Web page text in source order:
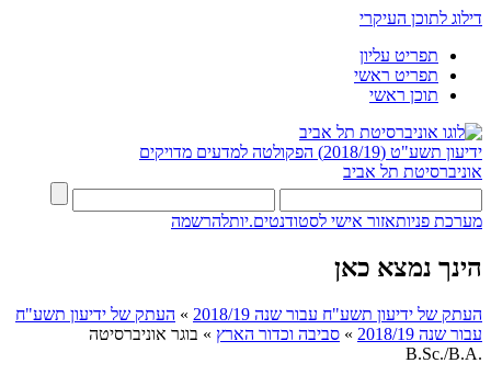
דילוג לתוכן העיקרי
תפריט עליון
תפריט ראשי
תוכן ראשי
ידיעון תשע"ט (2018/19)
הפקולטה למדעים מדויקים
אוניברסיטת תל אביב
מערכת פניותאזור אישי לסטודנטים.יותלהרשמה
הינך נמצא כאן
העתק של ידיעון תשע"ח עבור שנה 2018/19 » העתק של ידיעון תשע"ח
עבור שנה 2018/19
» סביבה וכדור הארץ » בוגר אוניברסיטה
.B.Sc./B.A